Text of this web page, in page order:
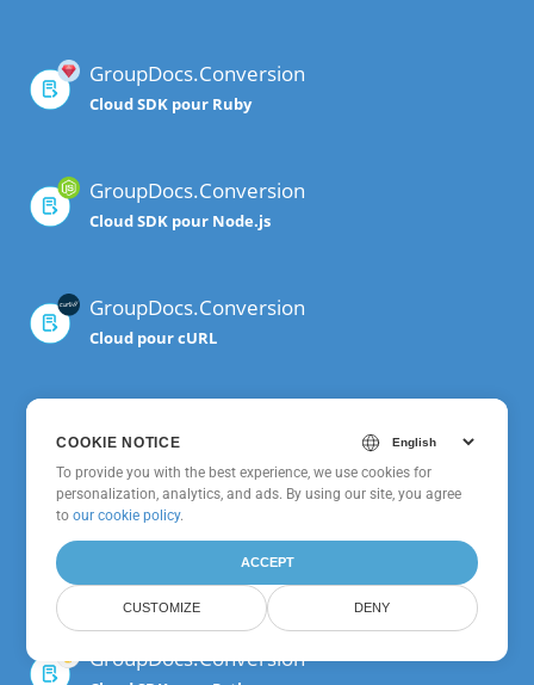
GroupDocs.Conversion
Cloud SDK pour Ruby
GroupDocs.Conversion
Cloud SDK pour Node.js
GroupDocs.Conversion
Cloud pour cURL
Cloud SDK pour Go
GroupDocs.Conversion
Cloud SDK pour Android
GroupDocs.Conversion
COOKIE NOTICE
To provide you with the best experience, we use cookies for
personalization, analytics, and ads. By using our site, you agree
toour cookie policy.
ACCEPT
CUSTOMIZE DENY